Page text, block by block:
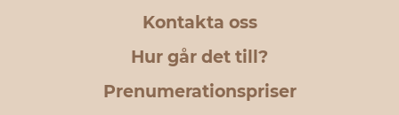
Kontakta oss
Hur går det till?
Prenumerationspriser